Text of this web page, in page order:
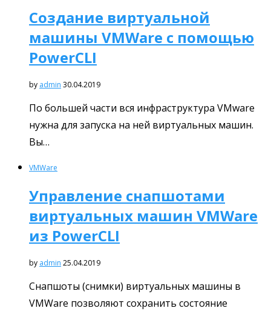
Создание виртуальной
машины VMWare с помощью
PowerCLI
by admin 30.04.2019
По большей части вся инфраструктура VMware
нужна для запуска на ней виртуальных машин.
Вы…
VMWare
Управление снапшотами
виртуальных машин VMWare
из PowerCLI
by admin 25.04.2019
Снапшоты (снимки) виртуальных машины в
VMWare позволяют сохранить состояние